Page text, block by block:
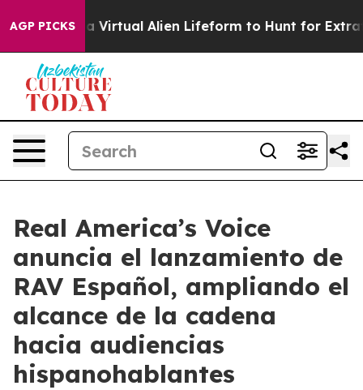
AGP PICKSa Virtual Alien Lifeform to Hunt for
Real America’s Voice
anuncia el lanzamiento de
RAV Español, ampliando el
alcance de la cadena
hacia audiencias
hispanohablantes